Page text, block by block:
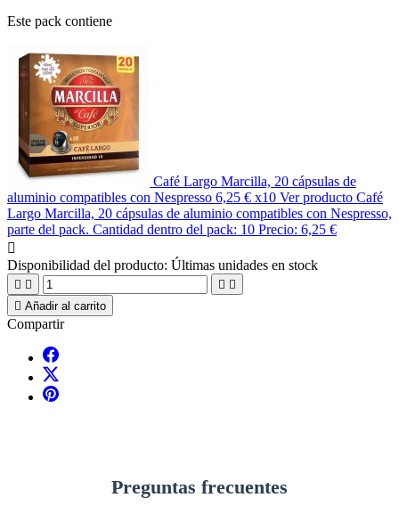
Este pack contiene
Café Largo Marcilla, 20 cápsulas de
aluminio compatibles con Nespresso 6,25 € x10 Ver producto Café
Largo Marcilla, 20 cápsulas de aluminio compatibles con Nespresso,
parte del pack. Cantidad dentro del pack: 10 Precio: 6,25 €

Disponibilidad del producto: Últimas unidades en stock
   
 Añadir al carrito
Compartir
Preguntas frecuentes